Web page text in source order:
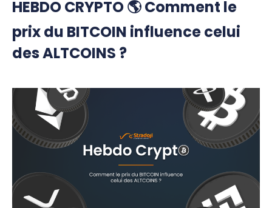
HEBDO CRYPTO 🌎 Comment le
prix du BITCOIN influence celui
des ALTCOINS ?